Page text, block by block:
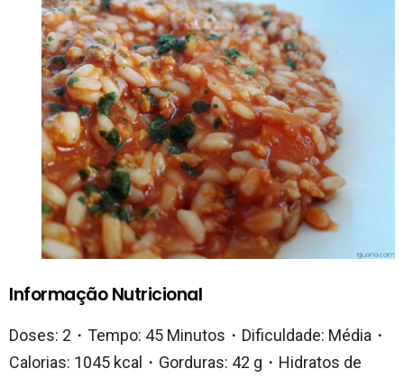
Informação Nutricional
Doses: 2・Tempo: 45 Minutos・Dificuldade: Média・
Calorias: 1045 kcal・Gorduras: 42 g・Hidratos de